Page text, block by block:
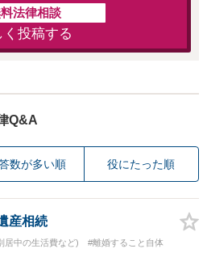
法律相談
く投稿する
Q&A
数が多い順 役にたった順
産相続
居中の生活費など)
#離婚すること自体